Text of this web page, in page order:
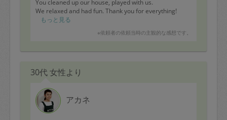
You cleaned up our house, played with us.
We relaxed and had fun. Thank you for everything!
もっと見る
※依頼者の依頼当時の主観的な感想です。
30代 女性より
アカネ